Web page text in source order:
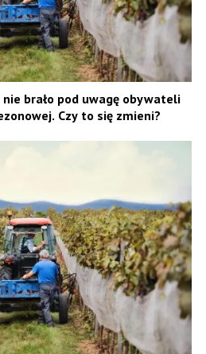
brało pod uwagę obywateli
Czy to się zmieni?